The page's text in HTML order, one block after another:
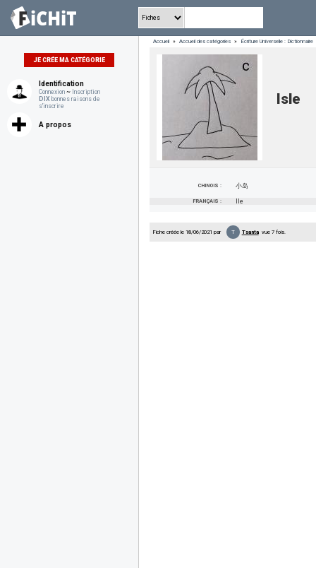
JE CRÉE MA CATÉGORIE
Identification
Connexion ~ Inscription
DIX bonnes raisons de
s'inscrire
A propos
Accueil » Accueil des catégories » Écriture Universelle : Dictionnaire
Isle
CHINOIS : 小岛
FRANÇAIS : Ile
Fiche créée le 18/06/2021 par T Tsantavue 7 fois.